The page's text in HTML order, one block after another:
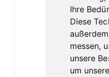
Ihre
Diese
messen,
unsere
um